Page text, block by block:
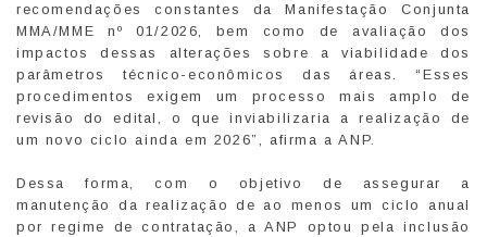
recomendações constantes da Manifestação Conjunta
MMA/MME nº 01/2026, bem como de avaliação dos
impactos dessas alterações sobre a viabilidade dos
parâmetros técnico-econômicos das áreas. “Esses
procedimentos exigem um processo mais amplo de
revisão do edital, o que inviabilizaria a realização de
um novo ciclo ainda em 2026”, afirma a ANP.
Dessa forma, com o objetivo de assegurar a
manutenção da realização de ao menos um ciclo anual
por regime de contratação, a ANP optou pela inclusão